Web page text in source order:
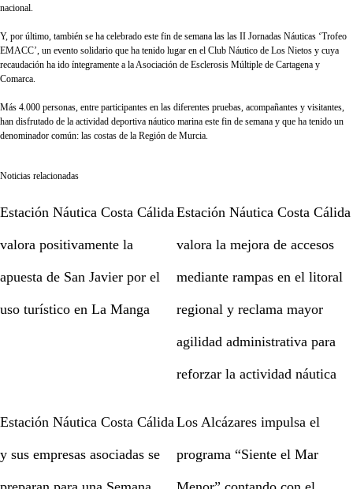
nacional.
Y, por último, también se ha celebrado este fin de semana las las II Jornadas Náuticas ‘Trofeo
EMACC’, un evento solidario que ha tenido lugar en el Club Náutico de Los Nietos y cuya
recaudación ha ido íntegramente a la Asociación de Esclerosis Múltiple de Cartagena y
Comarca.
Más 4.000 personas, entre participantes en las diferentes pruebas, acompañantes y visitantes,
han disfrutado de la actividad deportiva náutico marina este fin de semana y que ha tenido un
denominador común: las costas de la Región de Murcia.
Noticias relacionadas
Estación Náutica Costa Cálida
valora positivamente la
apuesta de San Javier por el
uso turístico en La Manga
Estación Náutica Costa Cálida
valora la mejora de accesos
mediante rampas en el litoral
regional y reclama mayor
agilidad administrativa para
reforzar la actividad náutica
Estación Náutica Costa Cálida
y sus empresas asociadas se
Los Alcázares impulsa el
programa “Siente el Mar